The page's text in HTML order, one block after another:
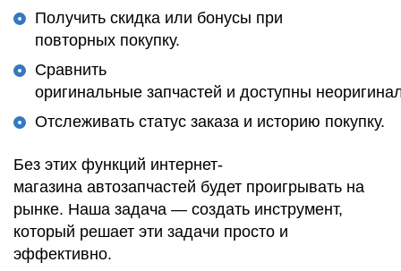
Получить скидка или бонусы при
повторных покупку.
Сравнить
оригинальные запчастей и доступны
Отслеживать статус заказа и историю покупку.
Без этих функций интернет-
магазина автозапчастей будет проигрывать на
рынке. Наша задача — создать инструмент,
который решает эти задачи просто и
эффективно.